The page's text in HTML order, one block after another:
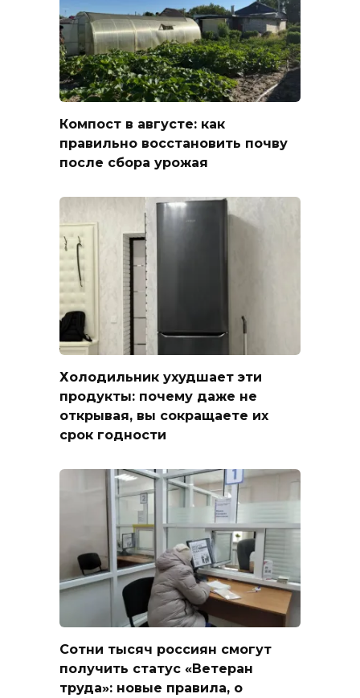
Компост в августе: как
правильно восстановить почву
после сбора урожая
Холодильник ухудшает эти
продукты: почему даже не
открывая, вы сокращаете их
срок годности
Сотни тысяч россиян смогут
получить статус «Ветеран
труда»: новые правила, о